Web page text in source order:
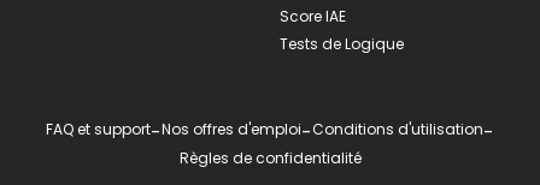
Score IAE
Tests de Logique
FAQ et support-Nos offres d'emploi-Conditions d'utilisation-
Règles de confidentialité